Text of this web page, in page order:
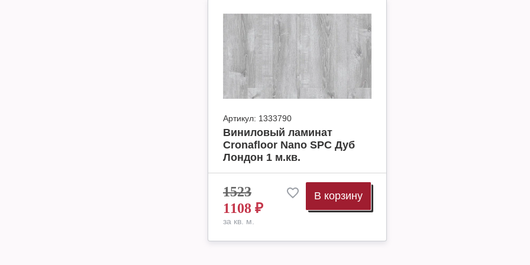
Артикул: 1333790
Виниловый ламинат
Cronafloor Nano SPC Дуб
Лондон 1 м.кв.
1523
1108 ₽
за кв. м.
В корзину